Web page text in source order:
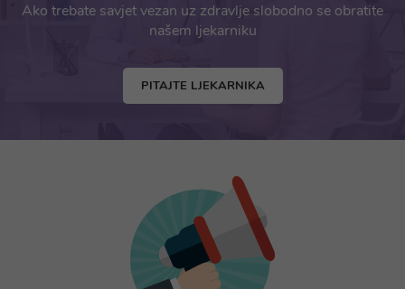
Ako trebate savjet vezan uz zdravlje slobodno se obratite
našem ljekarniku
PITAJTE LJEKARNIKA